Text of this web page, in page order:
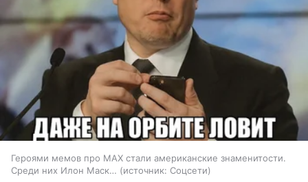
Героями мемов про MAX стали американские знаменитости.
Среди них Илон Маск…
источник: Соцсети